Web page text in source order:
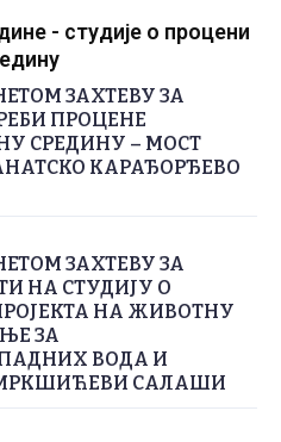
- студије о процени
ЗАХТЕВУ ЗА
ПРОЦЕНЕ
СРЕДИНУ – МОСТ
КАРАЂОРЂЕВО
ЗАХТЕВУ ЗА
НА СТУДИЈУ О
НА ЖИВОТНУ
ЗА
ВОДА И
САЛАШИ